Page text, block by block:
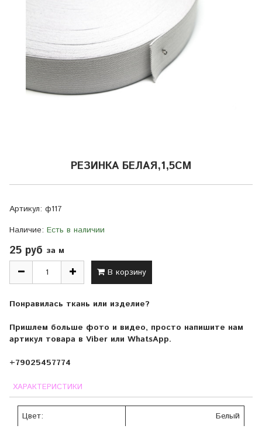
РЕЗИНКА БЕЛАЯ,1,5СМ
Артикул: ф117
Наличие: Есть в наличии
25 руб за м
В корзину
Понравилась ткань или изделие?
Пришлем больше фото и видео, просто напишите нам
артикул товара в Viber или WhatsApp.
+79025457774
ХАРАКТЕРИСТИКИ
Цвет: Белый